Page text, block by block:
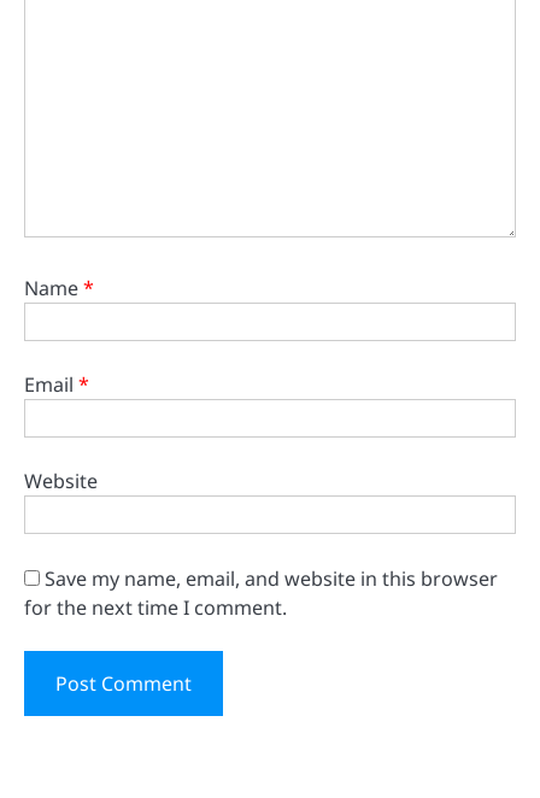
Name*
Email *
Website
Save my name, email, and website in this browser
for the next time I comment.